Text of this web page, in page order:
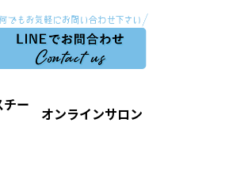
ー
オンラインサロン